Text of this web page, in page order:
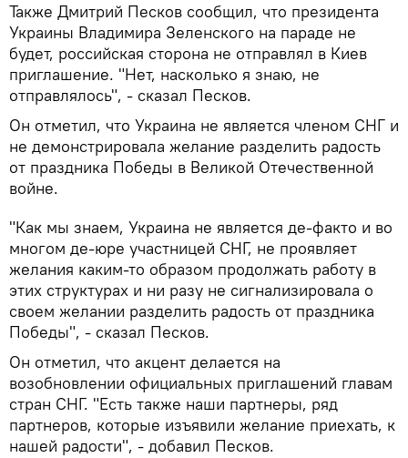
Также Дмитрий Песков сообщил, что президента
Украины Владимира Зеленского на параде не
будет, российская сторона не отправлял в Киев
приглашение. "Нет, насколько я знаю, не
отправлялось", - сказал Песков.
Он отметил, что Украина не является членом СНГ и
не демонстрировала желание разделить радость
от праздника Победы в Великой Отечественной
войне.
"Как мы знаем, Украина не является де-факто и во
многом де-юре участницей СНГ, не проявляет
желания каким-то образом продолжать работу в
этих структурах и ни разу не сигнализировала о
своем желании разделить радость от праздника
Победы", - сказал Песков.
Он отметил, что акцент делается на
возобновлении официальных приглашений главам
стран СНГ. "Есть также наши партнеры, ряд
партнеров, которые изъявили желание приехать, к
нашей радости", - добавил Песков.